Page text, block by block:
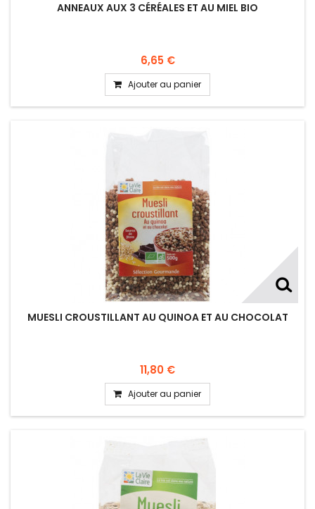
ANNEAUX AUX 3 CÉRÉALES ET AU MIEL BIO
6,65 €
Ajouter au panier
MUESLI CROUSTILLANT AU QUINOA ET AU CHOCOLAT
11,80 €
Ajouter au panier